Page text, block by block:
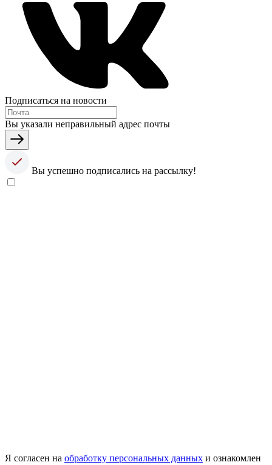
Подписаться на новости
Вы указали неправильный адрес почты
Вы успешно подписались на рассылку!
Я согласен на обработку персональных данных и ознакомлен